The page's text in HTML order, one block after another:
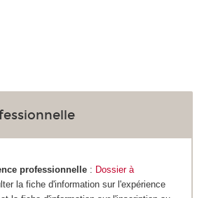
professionnelle : Dossier à
la fiche d'information sur l'expérience